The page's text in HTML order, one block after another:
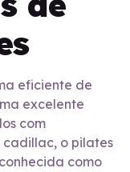
eficiente de
excelente
com
cadillac, o pilates
como